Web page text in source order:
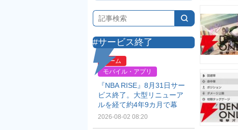
#サービス終了
ゲーム
モバイル・アプリ
『NBA RISE』8月31日サー
ビス終了。大型リニューア
ルを経て約4年9カ月で幕
2026-08-02 08:20